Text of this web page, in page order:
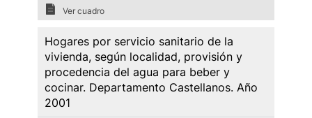
Ver cuadro
Hogares por servicio sanitario de la
vivienda, según localidad, provisión y
procedencia del agua para beber y
cocinar. Departamento Castellanos. Año
2001